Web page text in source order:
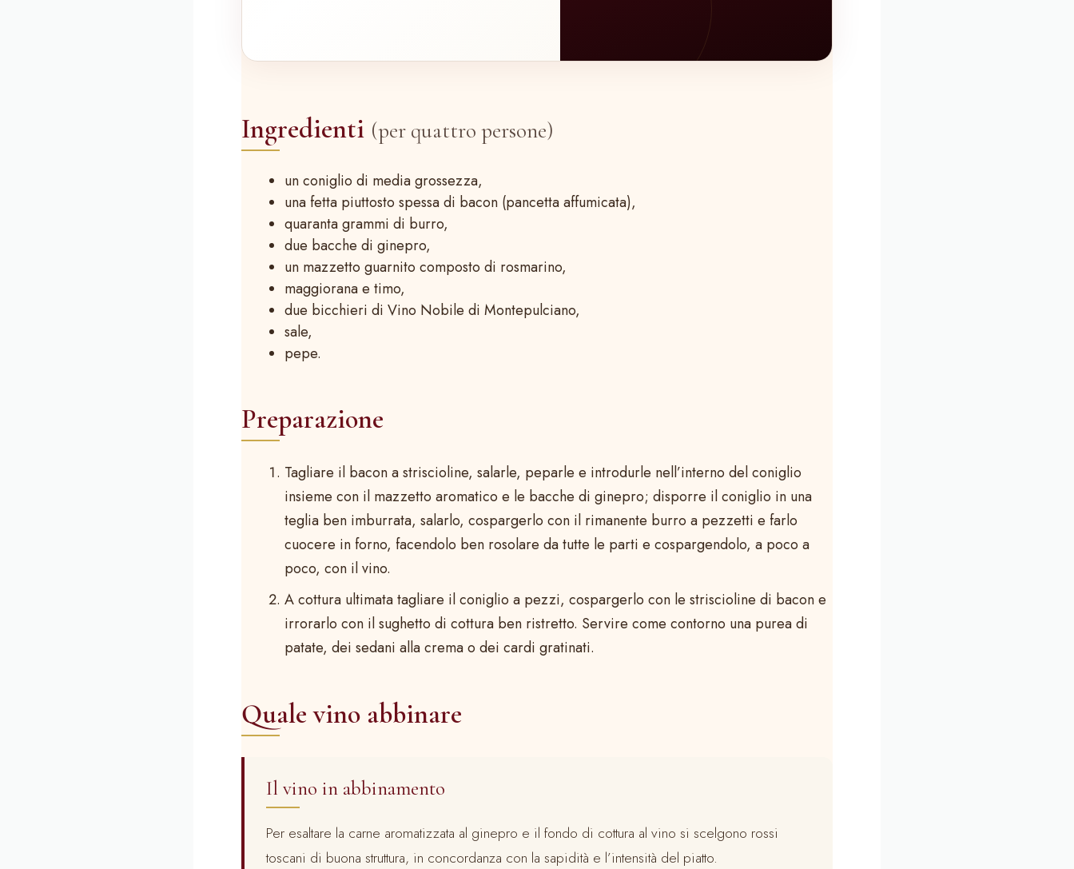
Ingredienti (per quattro persone)
un coniglio di media grossezza,
una fetta piuttosto spessa di bacon (pancetta affumicata),
quaranta grammi di burro,
due bacche di ginepro,
un mazzetto guarnito composto di rosmarino,
maggiorana e timo,
due bicchieri di Vino Nobile di Montepulciano,
sale,
pepe.
Preparazione
Tagliare il bacon a striscioline, salarle, peparle e introdurle nell’interno del coniglio
insieme con il mazzetto aromatico e le bacche di ginepro; disporre il coniglio in una
teglia ben imburrata, salarlo, cospargerlo con il rimanente burro a pezzetti e farlo
cuocere in forno, facendolo ben rosolare da tutte le parti e cospargendolo, a poco a
poco, con il vino.
A cottura ultimata tagliare il coniglio a pezzi, cospargerlo con le striscioline di bacon e
irrorarlo con il sughetto di cottura ben ristretto. Servire come contorno una purea di
patate, dei sedani alla crema o dei cardi gratinati.
Quale vino abbinare
Il vino in abbinamento
Per esaltare la carne aromatizzata al ginepro e il fondo di cottura al vino si scelgono rossi
toscani di buona struttura, in concordanza con la sapidità e l’intensità del piatto.